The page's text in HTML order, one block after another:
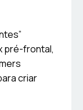
pré-frontal,
criar